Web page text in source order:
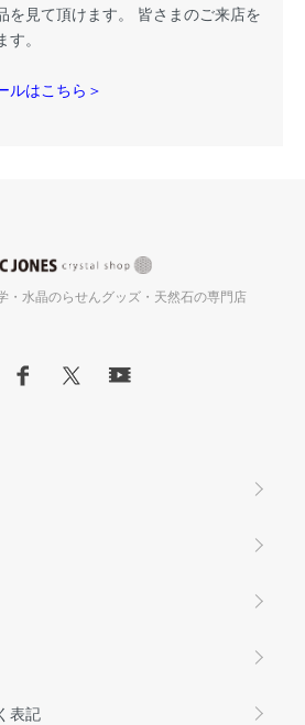
を見て頂けます。 皆さまのご来店を
。
ルはこちら＞
・水晶のらせんグッズ・天然石の専門店
表記